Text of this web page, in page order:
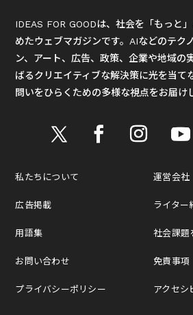
IDEAS FOR GOODは、社会を「もっと
めたウェブマガジンです。AIなどのテク
ン、アート、広告、政策、企業や地域の
ばるクリエイティブな解決策に光を当て
問いをひらくための多様な視点をお届け
私たちについて
広告掲載
用語集
お問い合わせ
プライバシーポリシー
運営会社
ライター
社会課題
免責事項
アクセシ